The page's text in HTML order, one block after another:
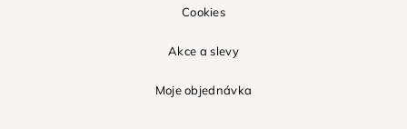
Cookies
Akce a slevy
Moje objednávka